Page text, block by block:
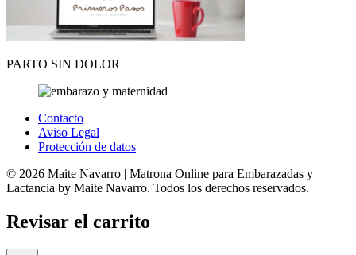
PARTO SIN DOLOR
Contacto
Aviso Legal
Protección de datos
© 2026 Maite Navarro | Matrona Online para Embarazadas y
Lactancia by Maite Navarro. Todos los derechos reservados.
Revisar el carrito